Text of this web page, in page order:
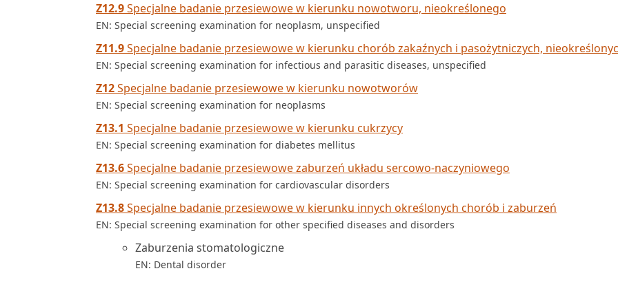
Z12.9Specjalne badanie przesiewowe w kierunku nowotworu, nieokreślonego
EN: Special screening examination for neoplasm, unspecified
Z11.9Specjalne badanie przesiewowe w kierunku chorób zakaźnych i pasożytniczych,
EN: Special screening examination for infectious and parasitic diseases, unspecified
Z12Specjalne badanie przesiewowe w kierunku nowotworów
EN: Special screening examination for neoplasms
Z13.1 Specjalne badanie przesiewowe w kierunku cukrzycy
EN: Special screening examination for diabetes mellitus
Z13.6Specjalne badanie przesiewowe zaburzeń układu sercowo-naczyniowego
EN: Special screening examination for cardiovascular disorders
Z13.8Specjalne badanie przesiewowe w kierunku innych określonych chorób i zaburzeń
EN: Special screening examination for other specified diseases and disorders
Zaburzenia stomatologiczne
EN: Dental disorder